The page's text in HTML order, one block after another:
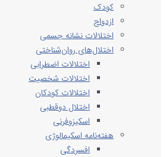
کودک
ازدواج
اختلالات نشانه جسمی
اختلال‌های روان‌شناختی
اختلالات اضطرابی
اختلالات شخصیت
اختلالات کودکان
اختلال دوقطبی
اسکیزوفرنی
هفته‌نامه اسکیمالوژی
افسردگی